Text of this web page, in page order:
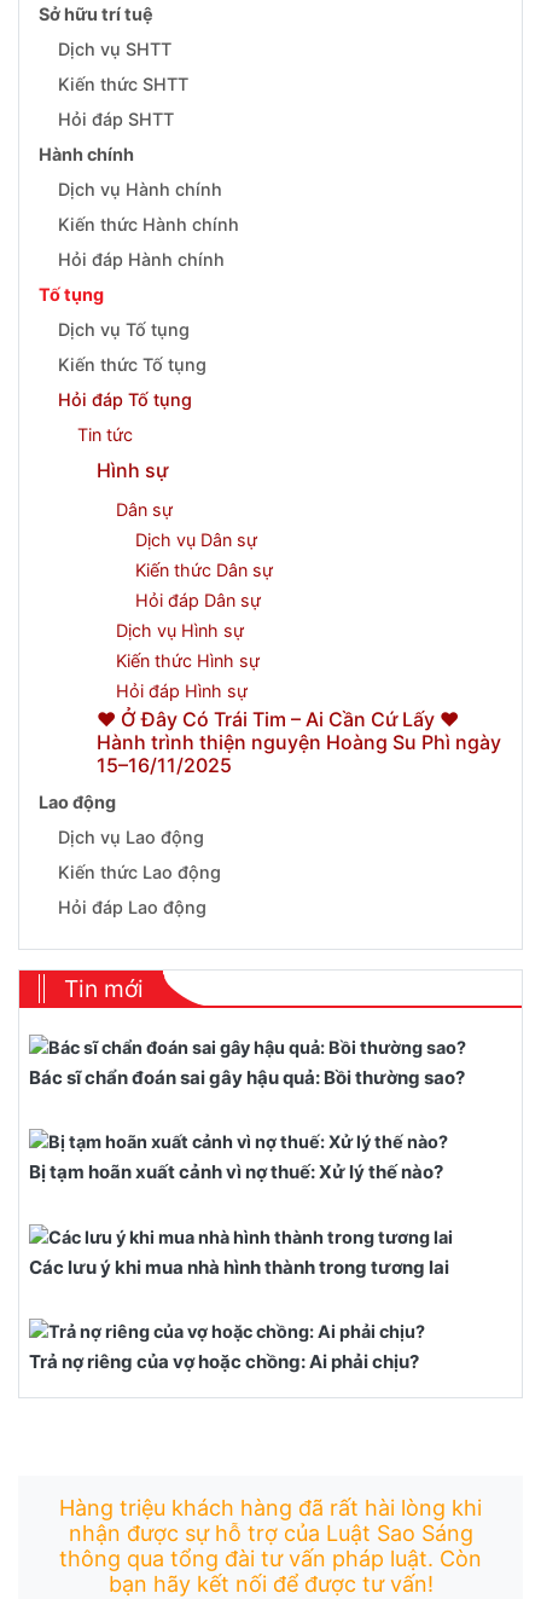
Sở hữu trí tuệ
Dịch vụ SHTT
Kiến thức SHTT
Hỏi đáp SHTT
Hành chính
Dịch vụ Hành chính
Kiến thức Hành chính
Hỏi đáp Hành chính
Tố tụng
Dịch vụ Tố tụng
Kiến thức Tố tụng
Hỏi đáp Tố tụng
Tin tức
Hình sự
Dân sự
Dịch vụ Dân sự
Kiến thức Dân sự
Hỏi đáp Dân sự
Dịch vụ Hình sự
Kiến thức Hình sự
Hỏi đáp Hình sự
❤️ Ở Đây Có Trái Tim – Ai Cần Cứ Lấy ❤️
Hành trình thiện nguyện Hoàng Su Phì ngày
15–16/11/2025
Lao động
Dịch vụ Lao động
Kiến thức Lao động
Hỏi đáp Lao động
Tin mới
Bác sĩ chẩn đoán sai gây hậu quả: Bồi thường sao?
Bị tạm hoãn xuất cảnh vì nợ thuế: Xử lý thế nào?
Các lưu ý khi mua nhà hình thành trong tương lai
Trả nợ riêng của vợ hoặc chồng: Ai phải chịu?
Hàng triệu khách hàng đã rất hài lòng khi
nhận được sự hỗ trợ của Luật Sao Sáng
thông qua tổng đài tư vấn pháp luật. Còn
bạn hãy kết nối để được tư vấn!